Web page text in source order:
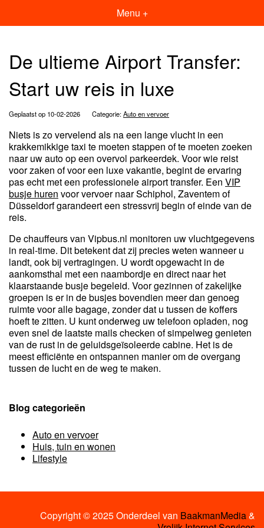
Menu +
De ultieme Airport Transfer:
Start uw reis in luxe
Geplaatst op 10-02-2026 Categorie:Auto en vervoer
Niets is zo vervelend als na een lange vlucht in een
krakkemikkige taxi te moeten stappen of te moeten zoeken
naar uw auto op een overvol parkeerdek. Voor wie reist
voor zaken of voor een luxe vakantie, begint de ervaring
pas echt met een professionele airport transfer. Een VIP
busje huren voor vervoer naar Schiphol, Zaventem of
Düsseldorf garandeert een stressvrij begin of einde van de
reis.
De chauffeurs van Vipbus.nl monitoren uw vluchtgegevens
in real-time. Dit betekent dat zij precies weten wanneer u
landt, ook bij vertragingen. U wordt opgewacht in de
aankomsthal met een naambordje en direct naar het
klaarstaande busje begeleid. Voor gezinnen of zakelijke
groepen is er in de busjes bovendien meer dan genoeg
ruimte voor alle bagage, zonder dat u tussen de koffers
hoeft te zitten. U kunt onderweg uw telefoon opladen, nog
even snel de laatste mails checken of simpelweg genieten
van de rust in de geluidsgeïsoleerde cabine. Het is de
meest efficiënte en ontspannen manier om de overgang
tussen de lucht en de weg te maken.
Blog categorieën
Auto en vervoer
Huis, tuin en wonen
Lifestyle
Copyright © 2025 Onderdeel van BaakmanMedia&